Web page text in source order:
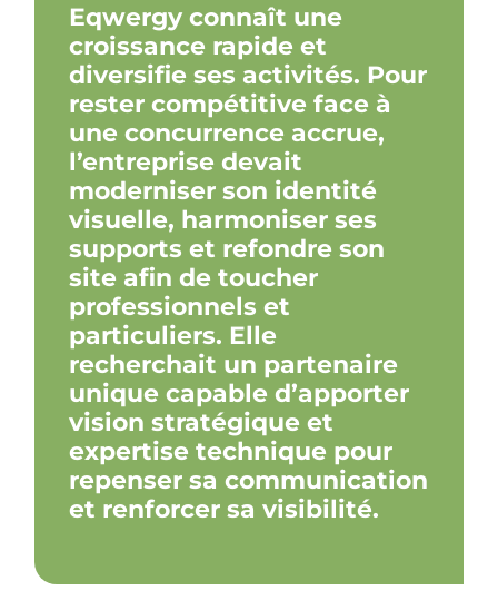
Eqwergy connaît une
croissance rapide et
diversifie ses activités. Pour
rester compétitive face à
une concurrence accrue,
l’entreprise devait
moderniser son identité
visuelle, harmoniser ses
supports et refondre son
site afin de toucher
professionnels et
particuliers. Elle
recherchait un partenaire
unique capable d’apporter
vision stratégique et
expertise technique pour
repenser sa communication
et renforcer sa visibilité.